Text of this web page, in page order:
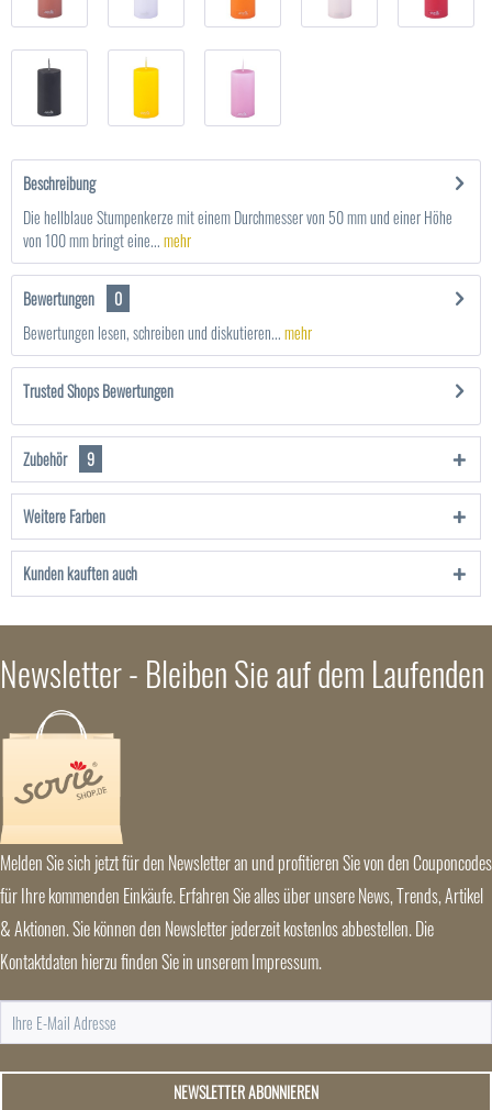
Beschreibung
Die hellblaue Stumpenkerze mit einem Durchmesser von 50 mm und einer Höhe
von 100 mm bringt eine...mehr
Bewertungen
0
Bewertungen lesen, schreiben und diskutieren...mehr
Trusted Shops Bewertungen
Zubehör 9
Weitere Farben
Kunden kauften auch
Newsletter - Bleiben Sie auf dem Laufenden
Melden Sie sich jetzt für den Newsletter an und profitieren Sie von den Couponcodes
für Ihre kommenden Einkäufe. Erfahren Sie alles über unsere News, Trends, Artikel
& Aktionen. Sie können den Newsletter jederzeit kostenlos abbestellen. Die
Kontaktdaten hierzu finden Sie in unserem Impressum.
NEWSLETTER ABONNIEREN